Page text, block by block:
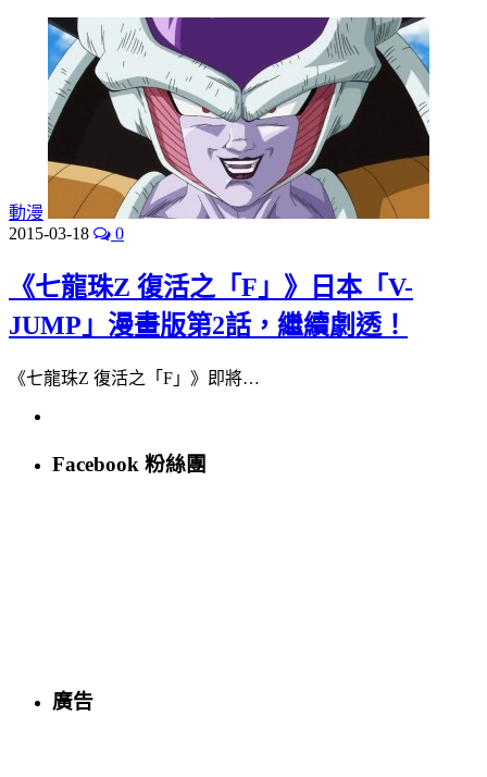
動漫
2015-03-18
0
《七龍珠Z 復活之「F」》日本「V-
JUMP」漫畫版第2話，繼續劇透！
《七龍珠Z 復活之「F」》即將…
Facebook 粉絲團
廣告